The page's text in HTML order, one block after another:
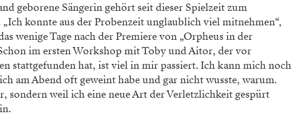
geborene Sängerin gehört seit dieser Spielzeit zum
konnte aus der Probenzeit unglaublich viel mitnehmen“,
wenige Tage nach der Premiere von „Orpheus in der
im ersten Workshop mit Toby und Aitor, der vor
stattgefunden hat, ist viel in mir passiert. Ich kann mich noch
am Abend oft geweint habe und gar nicht wusste, warum.
sondern weil ich eine neue Art der Verletzlichkeit gespürt